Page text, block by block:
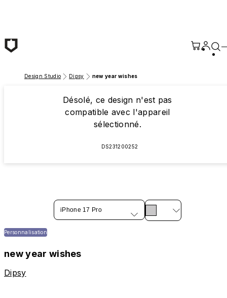
Design Studio Dipsy new year wishes
Désolé, ce design n'est pas
compatible avec l'appareil
sélectionné.
DS231200252
iPhone 17 Pro
Personnalisation
new year wishes
Dipsy